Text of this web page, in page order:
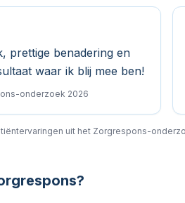
prettige benadering en
waar ik blij mee ben!
onderzoek 2026
uit het Zorgrespons-